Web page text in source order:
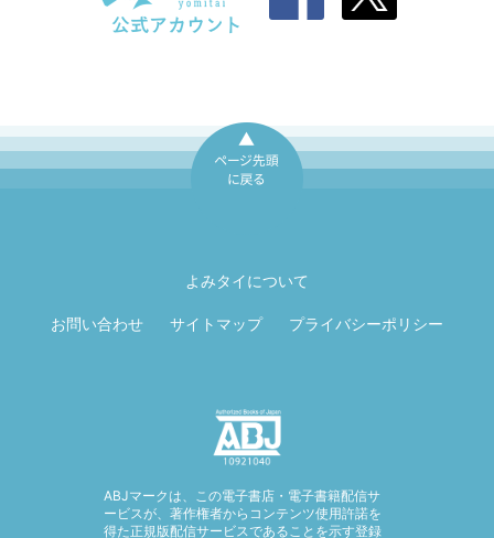
よみタイについて
お問い合わせ サイトマップ プライバシーポリシー
ABJマークは、この電子書店・電子書籍配信サ
ービスが、著作権者からコンテンツ使用許諾を
得た正規版配信サービスであることを示す登録